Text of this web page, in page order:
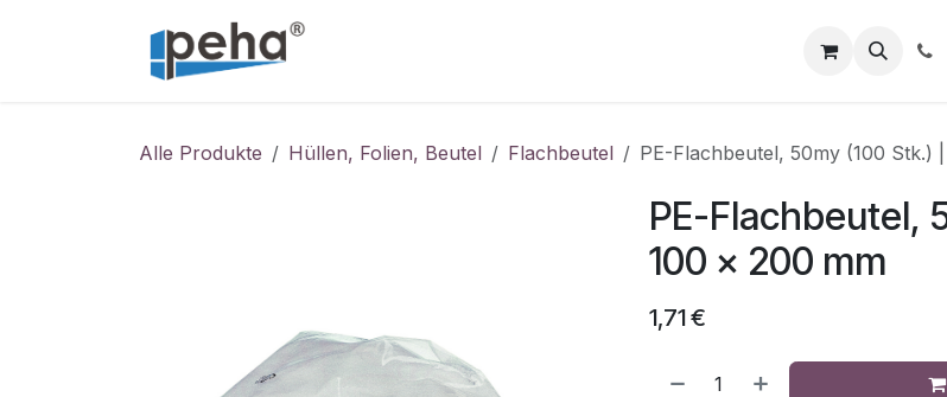
Informationen Shop
Alle Produkte Hüllen, Folien, Beutel Flachbeutel PE-Flachbeutel, 50my (100 Stk.)
PE-Flachbeutel,
100 x 200 mm
1,71€